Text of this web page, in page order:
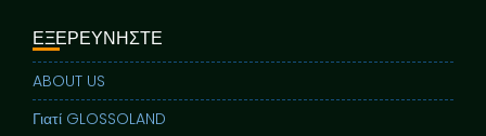
ΕΞΕΡΕΥΝΗΣΤΕ
ABOUT US
Γιατί GLOSSOLAND